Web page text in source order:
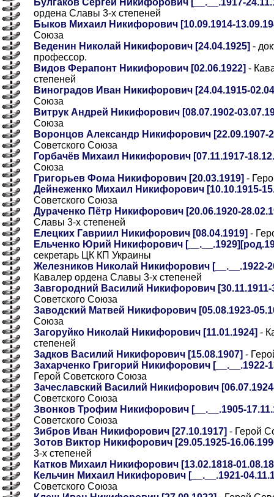
Булгаков Сергей Никифорович [__.__.1917-
ордена Славы 3-х степеней
Быков Михаил Никифорович [10.09.1914-
Союза
Веденин Николай Никифорович [24.04.1925] -
профессор.
Видов Ферапонт Никифорович [02.06.1922] -
степеней
Виноградов Иван Никифорович [24.04.1915-
Союза
Витрук Андрей Никифорович [08.07.1902-
Союза
Воронцов Александр Никифорович [22.09.1907-
Советского Союза
Горбачёв Михаил Никифорович [07.11.1917-
Союза
Григорьев Фома Никифорович [20.03.1919] -
Дейнеженко Михаил Никифорович [10.10.1915-
Советского Союза
Дураченко Пётр Никифорович [20.06.1920-
Славы 3-х степеней
Елецких Гавриил Никифорович [08.04.1919] -
Ельченко Юрий Никифорович
секретарь ЦК КП Украины
Железников Николай Никифорович [__.__.1922-
Кавалер ордена Славы 3-х степеней
Завгородний Василий Никифорович [30.11.1911-
Советского Союза
Заводский Матвей Никифорович [05.08.1923-
Союза
Загоруйко Николай Никифорович [11.01.1924] -
степеней
Задков Василий Никифорович [15.08.1907] -
Захарченко Григорий Никифорович [__.__.1922-
Герой Советского Союза
Зачеславский Василий Никифорович
Советского Союза
Звонков Трофим Никифорович [__.__.1905-
Советского Союза
Зибров Иван Никифорович [27.10.1917] - Герой
Зотов Виктор Никифорович [29.05.1925-
3-х степеней
Катков Михаил Никифорович [13.02.1818-
Кельчин Михаил Никифорович [__.__.1921-
Советского Союза